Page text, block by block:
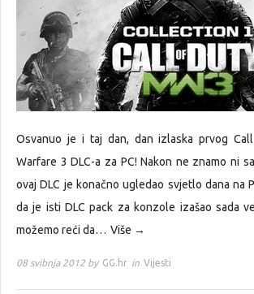
Osvanuo je i taj dan, dan izlaska prvog
Warfare 3 DLC-a za PC! Nakon ne znamo ni
ovaj DLC je konačno ugledao svjetlo dana na
da je isti DLC pack za konzole izašao sada
možemo reći da… Više →
08 svibnja 2012 by GG.hr in Vijesti